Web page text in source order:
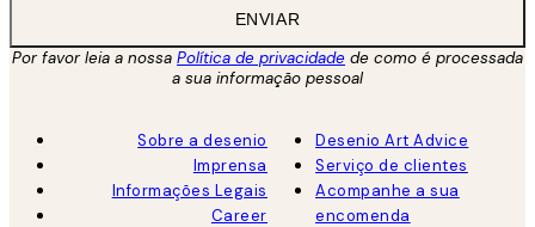
ENVIAR
Por favor leia a nossa Política de privacidade de como é processada
a sua informação pessoal
Sobre a desenio
Imprensa
Informações Legais
Career
Desenio Art Advice
Serviço de clientes
Acompanhe a sua
encomenda